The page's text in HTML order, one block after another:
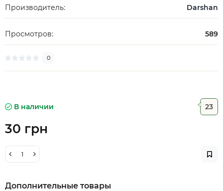
Производитель: Darshan
Просмотров: 589
0
В наличии 23
30 грн
Дополнительные товары